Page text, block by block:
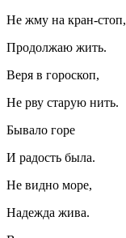
Не жму на кран-стоп,
Продолжаю жить.
Веря в гороскоп,
Не рву старую нить.
Бывало горе
И радость была.
Не видно море,
Надежда жива.